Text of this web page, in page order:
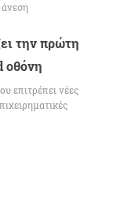
την πρώτη
οθόνη
επιτρέπει νέες